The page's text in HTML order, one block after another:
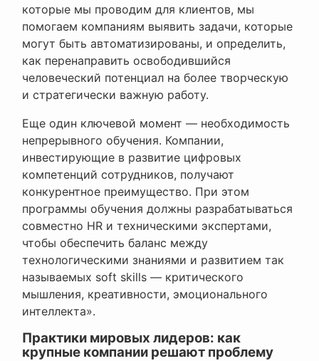
которые мы проводим для клиентов, мы
помогаем компаниям выявить задачи, которые
могут быть автоматизированы, и определить,
как перенаправить освободившийся
человеческий потенциал на более творческую
и стратегически важную работу.
Еще один ключевой момент — необходимость
непрерывного обучения. Компании,
инвестирующие в развитие цифровых
компетенций сотрудников, получают
конкурентное преимущество. При этом
программы обучения должны разрабатываться
совместно HR и техническими экспертами,
чтобы обеспечить баланс между
технологическими знаниями и развитием так
называемых soft skills — критического
мышления, креативности, эмоционального
интеллекта».
Практики мировых лидеров: как
крупные компании решают проблему